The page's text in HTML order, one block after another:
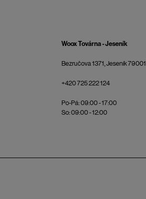
Woox Továrna - Jeseník
Bezručova 1371, Jeseník 79001
+420 725 222 124
Po-Pá: 09:00 - 17:00
So: 09:00 - 12:00